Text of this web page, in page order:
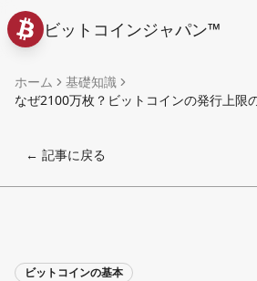
ビットコインジャパン™
ホーム
基礎知識
なぜ2100万枚？ビットコインの発行上限
← 記事に戻る
ビットコインの基本